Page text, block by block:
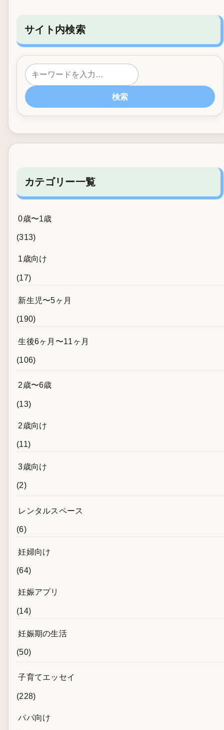
サイト内検索
検索
カテゴリー一覧
0歳〜1歳
(313)
1歳向け
(17)
新生児〜5ヶ月
(190)
生後6ヶ月〜11ヶ月
(106)
2歳〜6歳
(13)
2歳向け
(11)
3歳向け
(2)
レンタルスペース
(6)
妊婦向け
(64)
妊娠アプリ
(14)
妊娠期の生活
(50)
子育てエッセイ
(228)
パパ向け